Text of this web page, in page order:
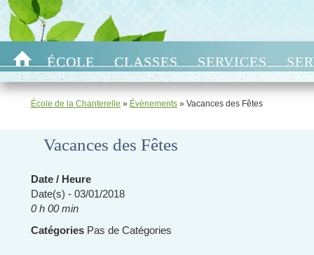
ÉCOLE CLASSES SERVICES
École de la Chanterelle » Évènements » Vacances des Fêtes
Vacances des Fêtes
Date / Heure
Date(s) - 03/01/2018
0 h 00 min
Catégories Pas de Catégories